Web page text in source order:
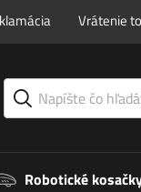
Vrátenie
Robotické